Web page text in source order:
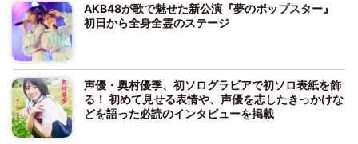
AKB48が歌で魅せた新公演『夢のポップスター』
初日から全身全霊のステージ
声優・奥村優季、初ソログラビアで初ソロ表紙を飾
る！ 初めて見せる表情や、声優を志したきっかけな
どを語った必読のインタビューを掲載